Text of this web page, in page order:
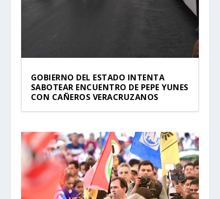
GOBIERNO DEL ESTADO INTENTA
SABOTEAR ENCUENTRO DE PEPE YUNES
CON CAÑEROS VERACRUZANOS